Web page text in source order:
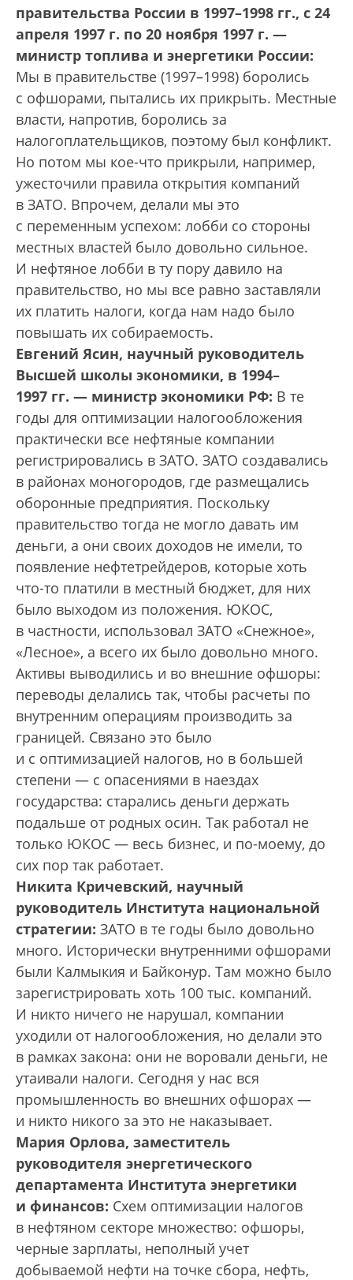
правительства России в 1997–1998 гг., с 24
апреля 1997 г. по 20 ноября 1997 г. —
министр топлива и энергетики России:
Мы в правительстве (1997–1998) боролись
с офшорами, пытались их прикрыть. Местные
власти, напротив, боролись за
налогоплательщиков, поэтому был конфликт.
Но потом мы кое-что прикрыли, например,
ужесточили правила открытия компаний
в ЗАТО. Впрочем, делали мы это
с переменным успехом: лобби со стороны
местных властей было довольно сильное.
И нефтяное лобби в ту пору давило на
правительство, но мы все равно заставляли
их платить налоги, когда нам надо было
повышать их собираемость.
Евгений Ясин, научный руководитель
Высшей школы экономики, в 1994–
1997 гг. — министр экономики РФ: В те
годы для оптимизации налогообложения
практически все нефтяные компании
регистрировались в ЗАТО. ЗАТО создавались
в районах моногородов, где размещались
оборонные предприятия. Поскольку
правительство тогда не могло давать им
деньги, а они своих доходов не имели, то
появление нефтетрейдеров, которые хоть
что-то платили в местный бюджет, для них
было выходом из положения. ЮКОС,
в частности, использовал ЗАТО «Снежное»,
«Лесное», а всего их было довольно много.
Активы выводились и во внешние офшоры:
переводы делались так, чтобы расчеты по
внутренним операциям производить за
границей. Связано это было
и с оптимизацией налогов, но в большей
степени — с опасениями в наездах
государства: старались деньги держать
подальше от родных осин. Так работал не
только ЮКОС — весь бизнес, и по-моему, до
сих пор так работает.
Никита Кричевский, научный
руководитель Института национальной
стратегии: ЗАТО в те годы было довольно
много. Исторически внутренними офшорами
были Калмыкия и Байконур. Там можно было
зарегистрировать хоть 100 тыс. компаний.
И никто ничего не нарушал, компании
уходили от налогообложения, но делали это
в рамках закона: они не воровали деньги, не
утаивали налоги. Сегодня у нас вся
промышленность во внешних офшорах —
и никто никого за это не наказывает.
Мария Орлова, заместитель
руководителя энергетического
департамента Института энергетики
и финансов: Схем оптимизации налогов
в нефтяном секторе множество: офшоры,
черные зарплаты, неполный учет
добываемой нефти на точке сбора, нефть,